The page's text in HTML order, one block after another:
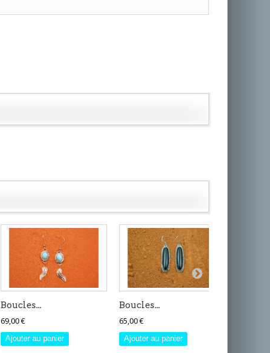
Boucles...
69,00 €
Ajouter au panier
Boucles...
65,00 €
Ajouter au panier